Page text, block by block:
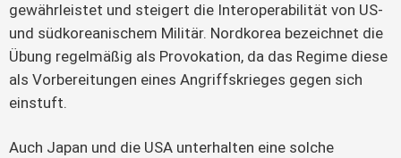
gewährleistet und steigert die Interoperabilität von US-
und südkoreanischem Militär. Nordkorea bezeichnet die
Übung regelmäßig als Provokation, da das Regime diese
als Vorbereitungen eines Angriffskrieges gegen sich
einstuft.
Auch Japan und die USA unterhalten eine solche